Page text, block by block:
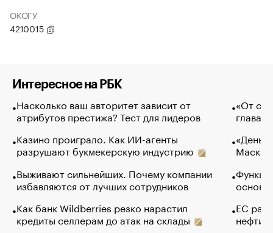
ОКОГУ
4210015
Интересное на РБК
Насколько ваш авторитет зависит от
атрибутов престижа? Тест для лидеров
Казино проиграло. Как ИИ-агенты
разрушают букмекерскую индустрию
Выживают сильнейших. Почему компании
избавляются от лучших сотрудников
Как банк Wildberries резко нарастил
кредиты селлерам до атак на склады
«От
глава
Маск в
основ
ЕС
нефти